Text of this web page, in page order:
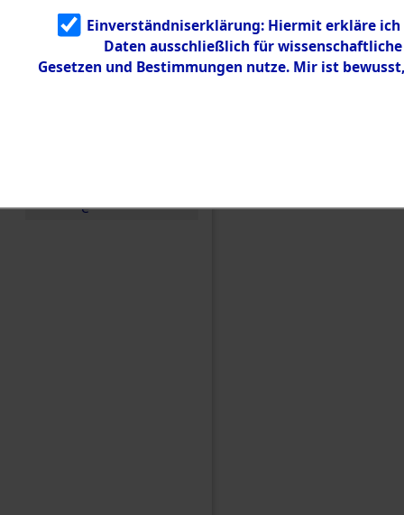
Identifizierun
g
5.3.3
Todesmärsch
e
Einverständniserklärung: Hiermit erkläre
Daten ausschließlich für
Gesetzen und Bestimmungen nutze. Mir ist